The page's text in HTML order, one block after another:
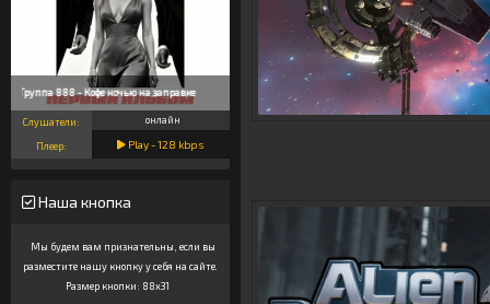
Группа 888 - Кофе ночью на заправке
Слушатели: онлайн
Плеер: Play -128 kbps
Наша кнопка
Мы будем вам признательны, если вы
разместите нашу кнопку у себя на сайте.
Размер кнопки: 88x31